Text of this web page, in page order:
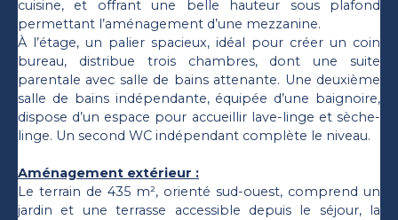
cuisine, et offrant une belle hauteur sous plafond
permettant l’aménagement d’une mezzanine.
À l’étage, un palier spacieux, idéal pour créer un coin
bureau, distribue trois chambres, dont une suite
parentale avec salle de bains attenante. Une deuxième
salle de bains indépendante, équipée d’une baignoire,
dispose d’un espace pour accueillir lave-linge et sèche-
linge. Un second WC indépendant complète le niveau.
Aménagement extérieur :
Le terrain de 435 m², orienté sud-ouest, comprend un
jardin et une terrasse accessible depuis le séjour, la